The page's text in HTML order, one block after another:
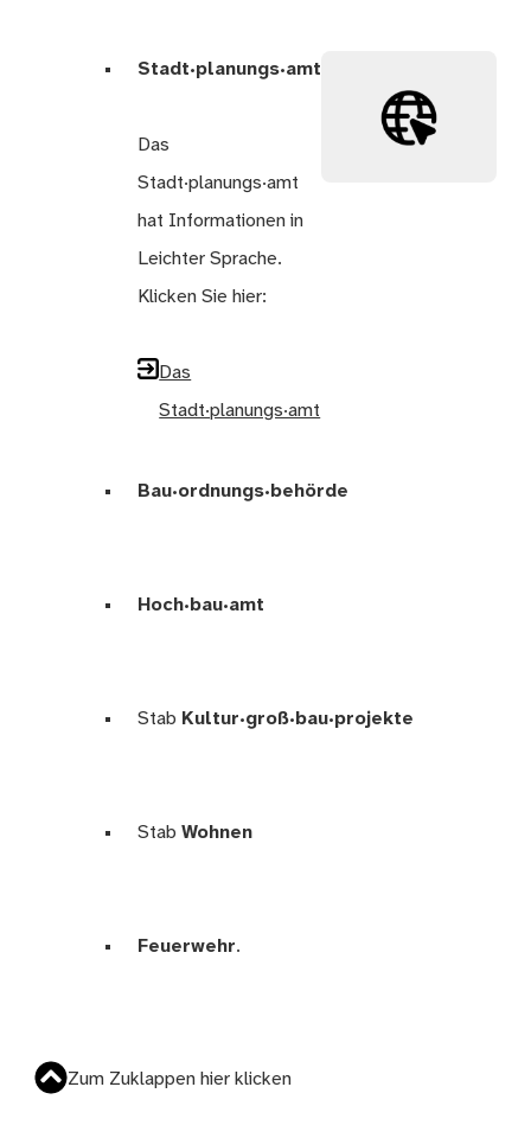
Stadt·planungs·amt
Das
Stadt·planungs·amt
hat Informationen in
Leichter Sprache.
Klicken Sie hier:
Das
Stadt·planungs·amt
Bau·ordnungs·behörde
Hoch·bau·amt
Stab Kultur·groß·bau·projekte
StabWohnen
Feuerwehr.
Zum Zuklappen hier klicken